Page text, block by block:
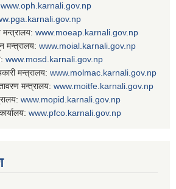
www.oph.karnali.gov.np
pga.karnali.gov.np
मन्त्रालय: www.moeap.karnali.gov.np
मन्त्रालय: www.moial.karnali.gov.np
www.mosd.karnali.gov.np
मन्त्रालय: www.molmac.karnali.gov.np
मन्त्रालय: www.moitfe.karnali.gov.np
www.mopid.karnali.gov.np
www.pfco.karnali.gov.np